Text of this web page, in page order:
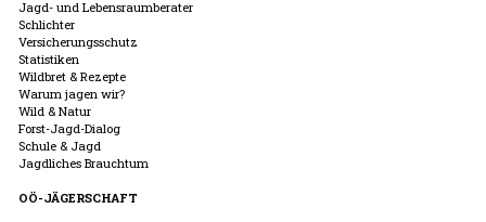
Jagd- und Lebensraumberater
Schlichter
Versicherungsschutz
Statistiken
Wildbret & Rezepte
Warum jagen wir?
Wild & Natur
Forst-Jagd-Dialog
Schule & Jagd
Jagdliches Brauchtum
OÖ-JÄGERSCHAFT